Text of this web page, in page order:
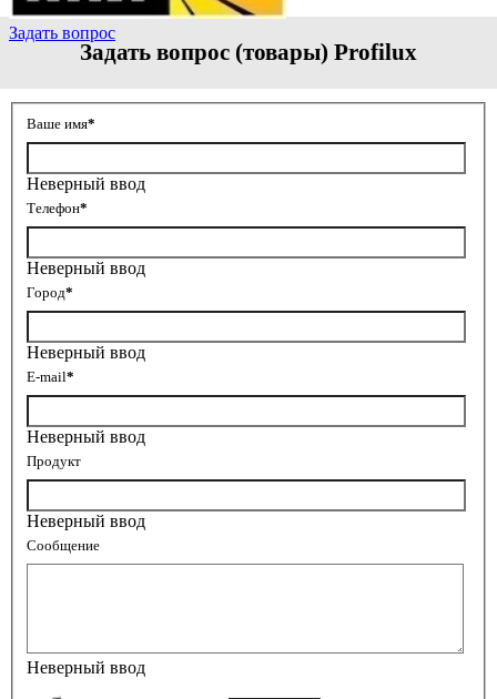
Задать вопрос
Задать вопрос (товары) Profilux
Ваше имя*
Неверный ввод
Телефон*
Неверный ввод
Город*
Неверный ввод
E-mail*
Неверный ввод
Продукт
Неверный ввод
Сообщение
Неверный ввод